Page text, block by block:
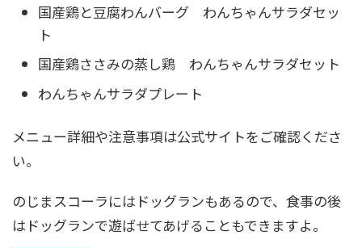
国産鶏と豆腐わんバーグ わんちゃんサラダセッ
ト
国産鶏ささみの蒸し鶏 わんちゃんサラダセット
わんちゃんサラダプレート
メニュー詳細や注意事項は公式サイトをご確認くださ
い。
のじまスコーラにはドッグランもあるので、食事の後
はドッグランで遊ばせてあげることもできますよ。